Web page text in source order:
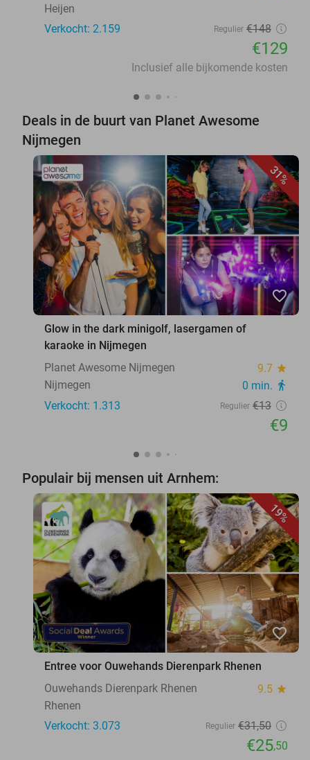
Heijen
Verkocht: 2.159
Regulier €148
€129
Inclusief alle bijkomende kosten
Deals in de buurt van Planet Awesome
Nijmegen
31%
favorite_border
Glow in the dark minigolf, lasergamen of
karaoke in Nijmegen
Planet Awesome Nijmegen
9.7 star
Nijmegen 0 min. directions_walk
Verkocht: 1.313 Regulier €13
€9
Populair bij mensen uit Arnhem:
19%
favorite_border
Entree voor Ouwehands Dierenpark Rhenen
Ouwehands Dierenpark Rhenen
9.5 star
Rhenen
Verkocht: 3.073
Regulier €31,50
€25,50